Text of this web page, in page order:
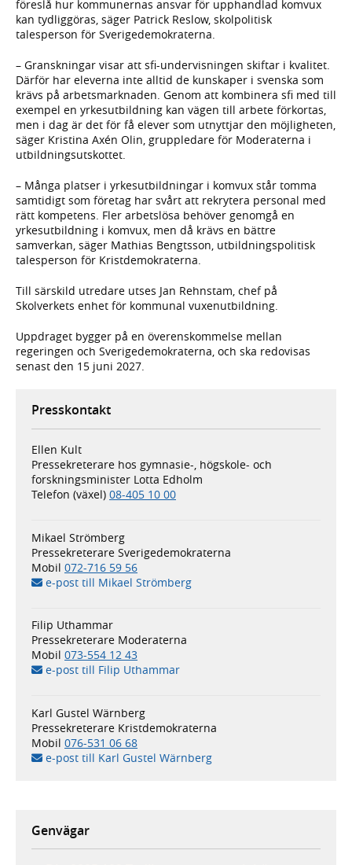
föreslå hur kommunernas ansvar för upphandlad komvux
kan tydliggöras, säger Patrick Reslow, skolpolitisk
talesperson för Sverigedemokraterna.
– Granskningar visar att sfi-undervisningen skiftar i kvalitet.
Därför har eleverna inte alltid de kunskaper i svenska som
krävs på arbetsmarknaden. Genom att kombinera sfi med till
exempel en yrkesutbildning kan vägen till arbete förkortas,
men i dag är det för få elever som utnyttjar den möjligheten,
säger Kristina Axén Olin, gruppledare för Moderaterna i
utbildningsutskottet.
– Många platser i yrkesutbildningar i komvux står tomma
samtidigt som företag har svårt att rekrytera personal med
rätt kompetens. Fler arbetslösa behöver genomgå en
yrkesutbildning i komvux, men då krävs en bättre
samverkan, säger Mathias Bengtsson, utbildningspolitisk
talesperson för Kristdemokraterna.
Till särskild utredare utses Jan Rehnstam, chef på
Skolverkets enhet för kommunal vuxenutbildning.
Uppdraget bygger på en överenskommelse mellan
regeringen och Sverigedemokraterna, och ska redovisas
senast den 15 juni 2027.
Presskontakt
Ellen Kult
Pressekreterare hos gymnasie-, högskole- och
forskningsminister Lotta Edholm
Telefon (växel) 08-405 10 00
Mikael Strömberg
Pressekreterare Sverigedemokraterna
Mobil 072-716 59 56
e-post till Mikael Strömberg
Filip Uthammar
Pressekreterare Moderaterna
Mobil 073-554 12 43
e-post till Filip Uthammar
Karl Gustel Wärnberg
Pressekreterare Kristdemokraterna
Mobil 076-531 06 68
e-post till Karl Gustel Wärnberg
Genvägar